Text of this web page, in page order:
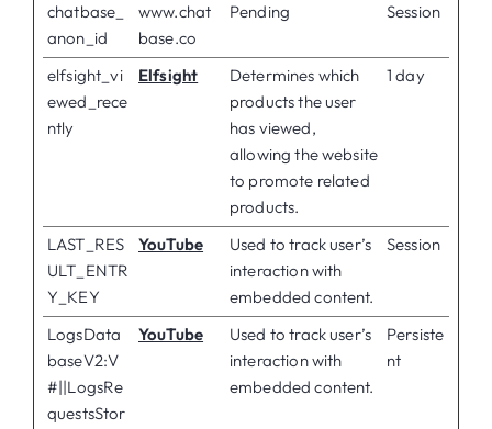
chatbase_
anon_id
www.chat
base.co
Pending Session
elfsight_vi
ewed_rece
ntly
Elfsight
Determines which
products the user
has viewed,
allowing the website
to promote related
products.
1 day
LAST_RES
ULT_ENTR
Y_KEY
YouTube
Used to track user’s
interaction with
embedded content.
Session
LogsData
baseV2:V
#||LogsRe
questsStor
YouTube
Used to track user’s
interaction with
embedded content.
Persiste
nt